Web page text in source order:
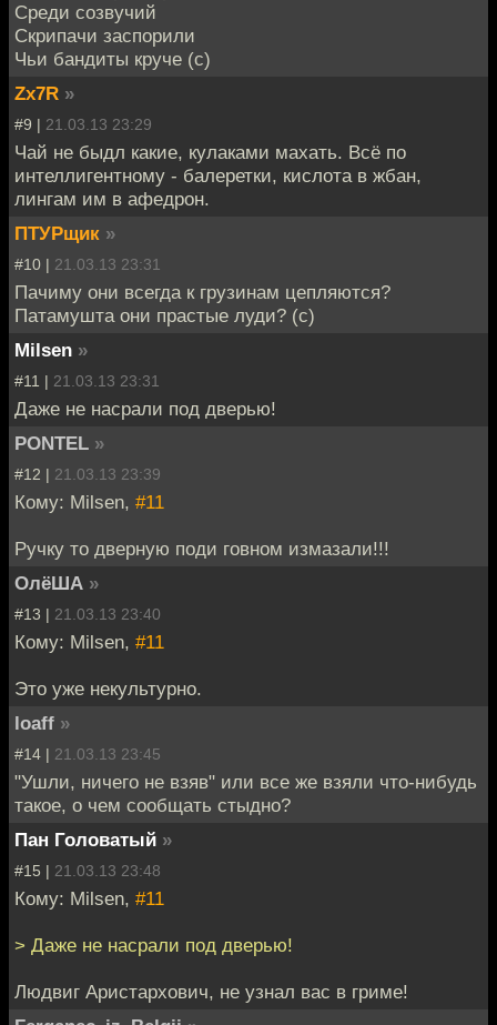
Среди созвучий
Скрипачи заспорили
Чьи бандиты круче (с)
Zx7R »
#9 | 21.03.13 23:29
Чай не быдл какие, кулаками махать. Всё по
интеллигентному - балеретки, кислота в жбан,
лингам им в афедрон.
ПТУРщик »
#10 | 21.03.13 23:31
Пачиму они всегда к грузинам цепляются?
Патамушта они прастые луди? (с)
Milsen »
#11 | 21.03.13 23:31
Даже не насрали под дверью!
PONTEL »
#12 | 21.03.13 23:39
Кому: Milsen, #11
Ручку то дверную поди говном измазали!!!
ОлёША »
#13 | 21.03.13 23:40
Кому: Milsen, #11
Это уже некультурно.
loaff »
#14 | 21.03.13 23:45
"Ушли, ничего не взяв" или все же взяли что-нибудь
такое, о чем сообщать стыдно?
Пан Головатый »
#15 | 21.03.13 23:48
Кому: Milsen, #11
> Даже не насрали под дверью!
Людвиг Аристархович, не узнал вас в гриме!